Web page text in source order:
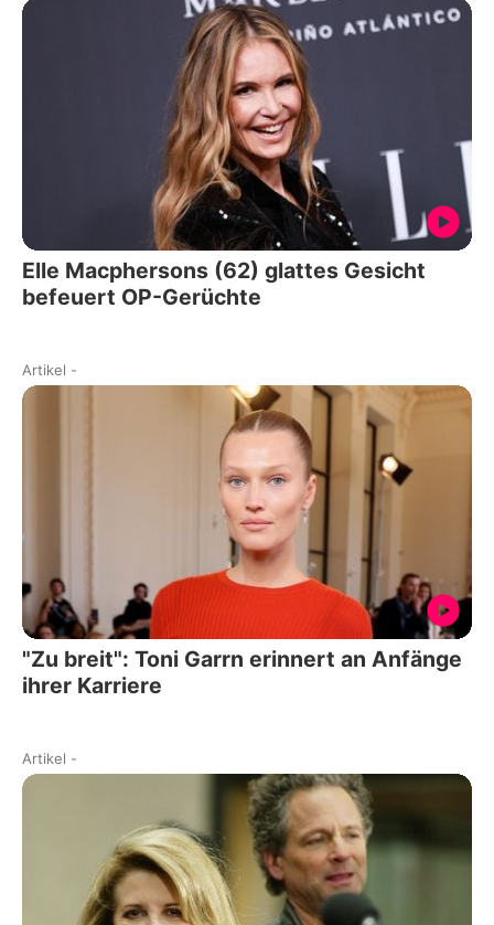
Elle Macphersons (62) glattes Gesicht
befeuert OP-Gerüchte
Artikel -
"Zu breit": Toni Garrn erinnert an Anfänge
ihrer Karriere
Artikel -